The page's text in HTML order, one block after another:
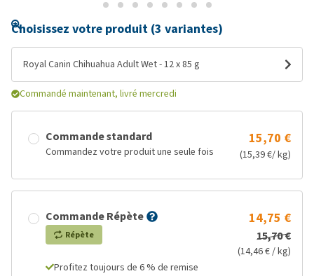
Choisissez votre produit (3 variantes)
Royal Canin Chihuahua Adult Wet - 12 x 85 g
Commandé maintenant, livré mercredi
Commande standard
Commandez votre produit une seule fois
15,70 €
(15,39 €/ kg)
Commande Répète
Répète
14,75 €
15,70 €
(14,46 € / kg)
Profitez toujours de 6 % de remise